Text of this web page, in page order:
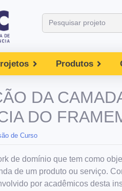
Produtos
DA
DO
de Curso
de domínio que tem como
de um produto ou serviço.
por acadêmicos desta